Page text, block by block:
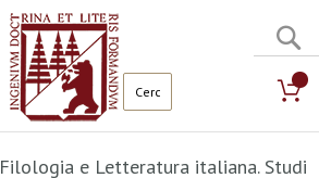
Filologia e Letteratura italiana. Studi